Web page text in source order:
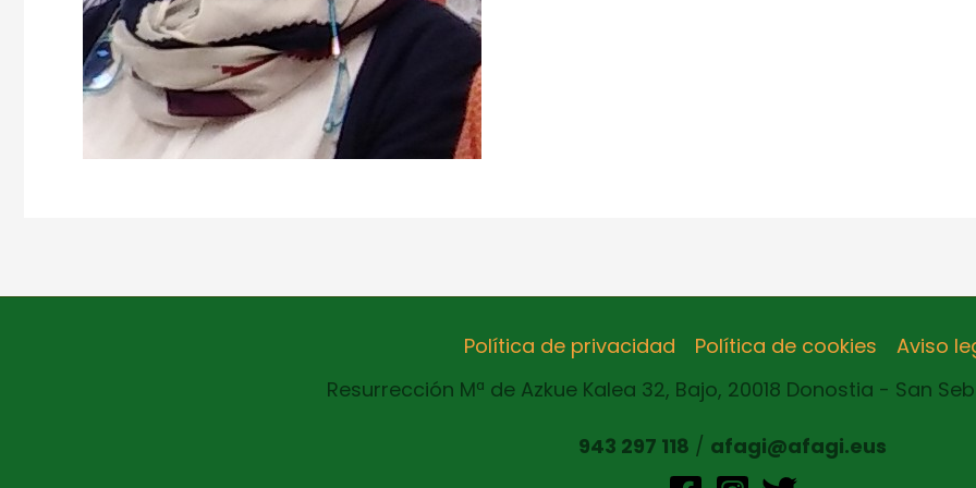
Política de privacidad Política de cookies
Aviso
Resurrección Mª de Azkue Kalea 32, Bajo, 20018 Donostia - San
943 297 118 / afagi@afagi.eus